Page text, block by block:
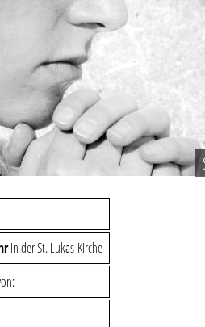
in der St. Lukas-Kirche